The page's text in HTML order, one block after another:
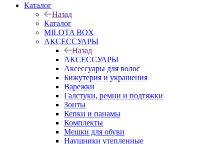
Каталог
Назад
Каталог
MILOTA BOX
АКСЕССУАРЫ
Назад
АКСЕССУАРЫ
Аксессуары для волос
Бижутерия и украшения
Варежки
Галстуки, ремни и подтяжки
Зонты
Кепки и панамы
Комплекты
Мешки для обуви
Наушники утепленные